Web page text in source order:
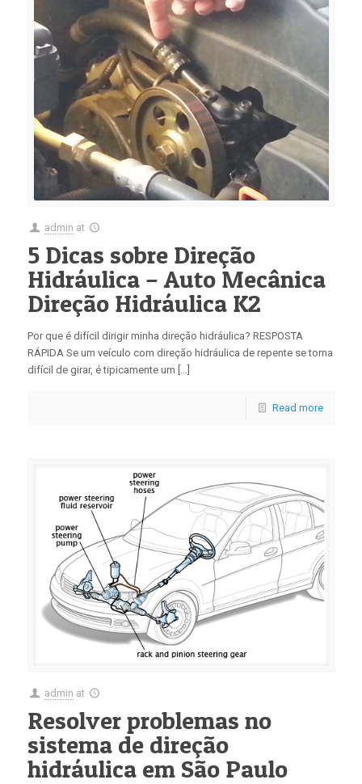
admin at
5 Dicas sobre Direção
Hidráulica – Auto Mecânica
Direção Hidráulica K2
Por que é difícil dirigir minha direção hidráulica? RESPOSTA
RÁPIDA Se um veículo com direção hidráulica de repente se torna
difícil de girar, é tipicamente um […]
Read more
admin at
Resolver problemas no
sistema de direção
hidráulica em São Paulo